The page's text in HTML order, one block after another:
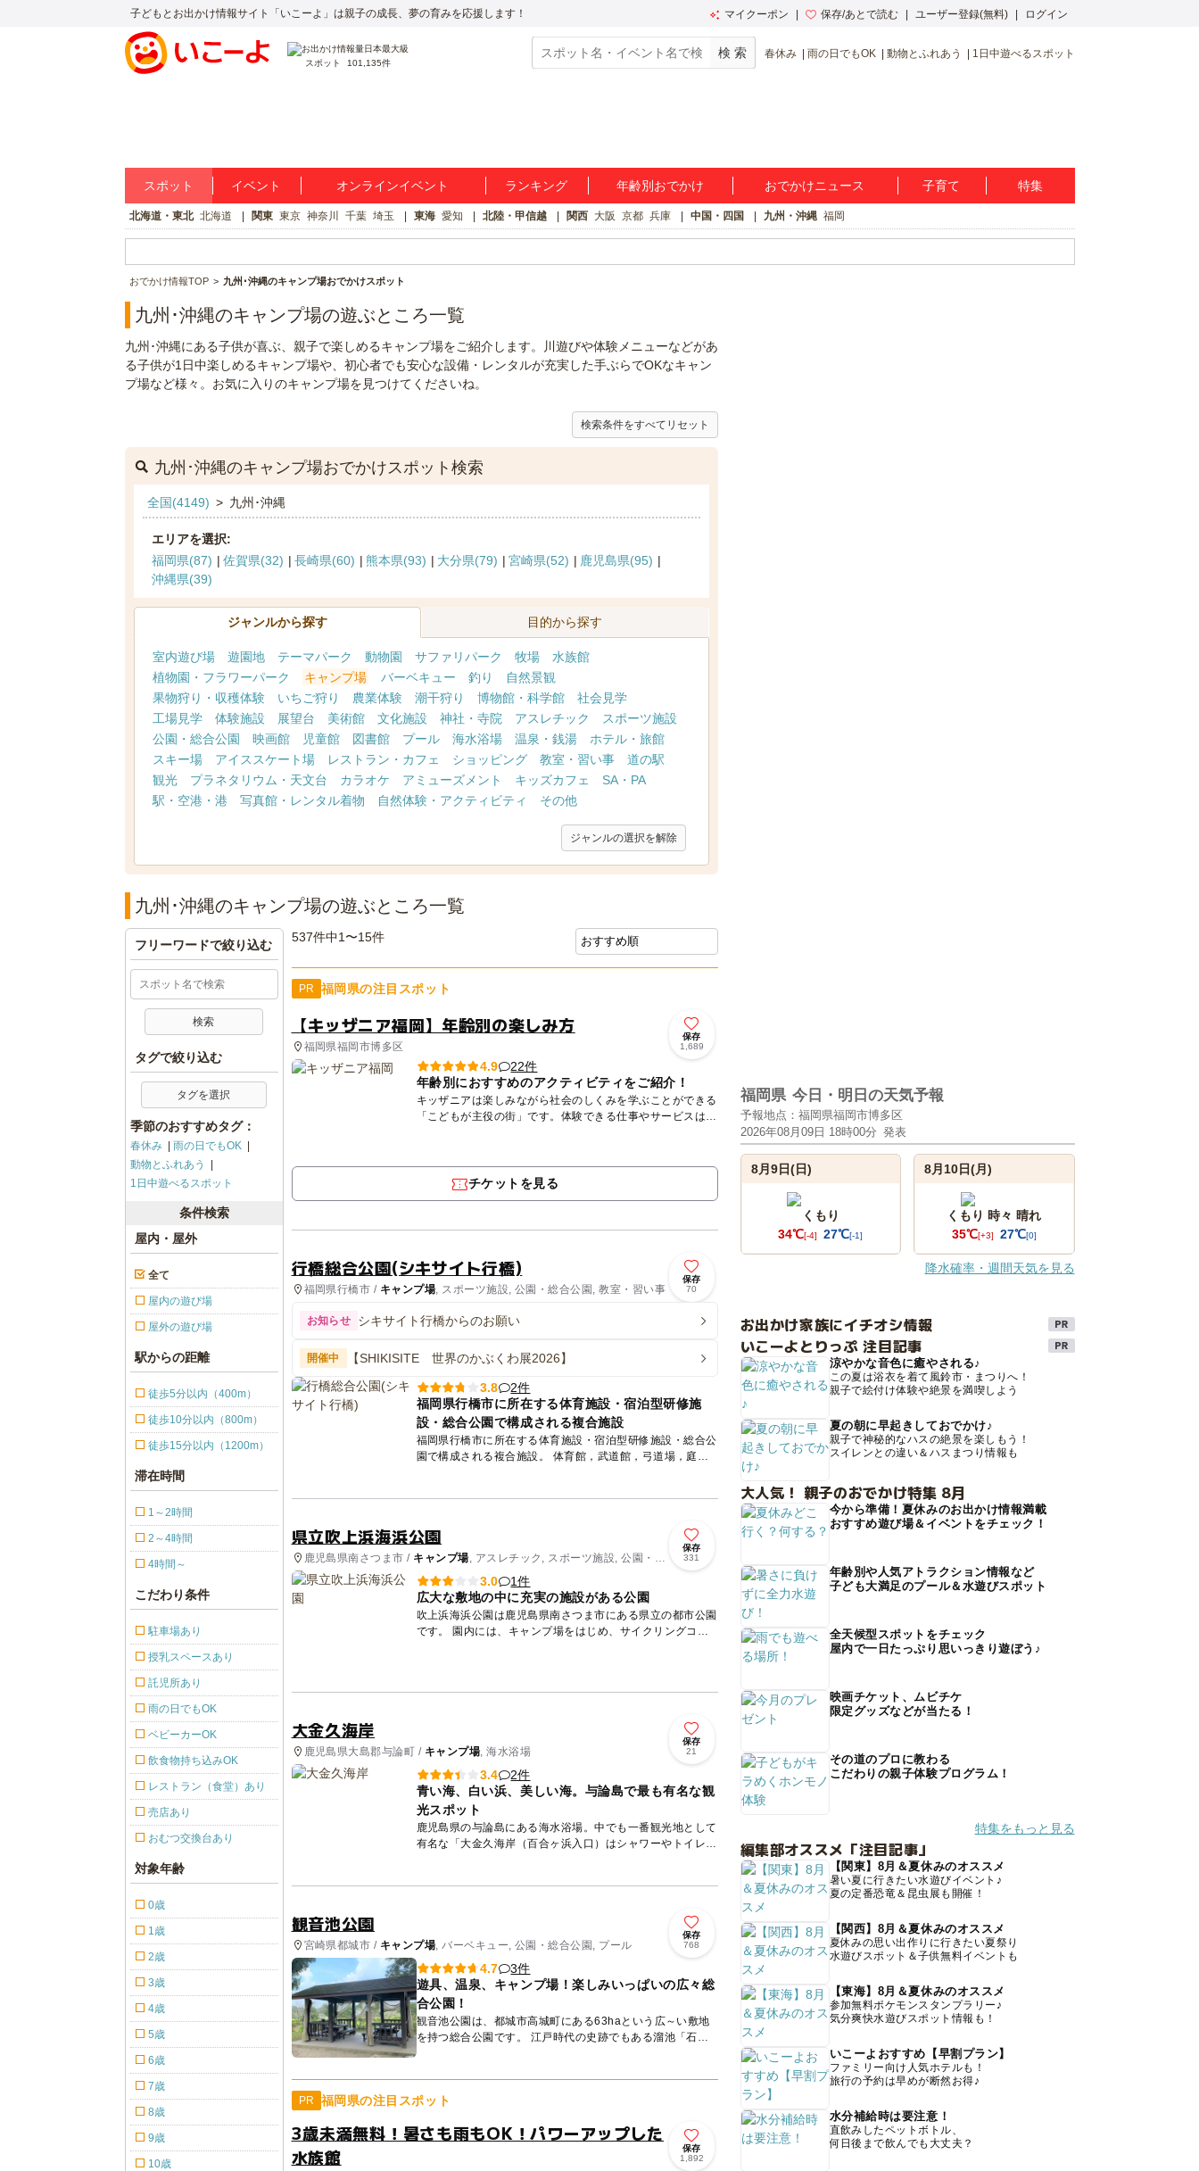
子どもとお出かけ情報サイト「いこーよ」は親子の成長、夢の育みを応援します！ マイクーポン 保存/あとで読む ユーザー登録(無料) ログイン
スポット 101,135件
春休み 雨の日でもOK 動物とふれあう 1日中遊べるスポット
スポット イベント オンラインイベント ランキング 年齢別おでかけ おでかけニュース 子育て 特集
北海道・東北 北海道 関東 東京 神奈川 千葉 埼玉 東海 愛知 北陸・甲信越 関西 大阪 京都 兵庫 中国・四国 九州・沖縄 福岡
おでかけ情報TOP 九州･沖縄のキャンプ場おでかけスポット
九州･沖縄のキャンプ場の遊ぶところ一覧
九州･沖縄にある子供が喜ぶ、親子で楽しめるキャンプ場をご紹介します。川遊びや体験メニューなどがあ
る子供が1日中楽しめるキャンプ場や、初心者でも安心な設備・レンタルが充実した手ぶらでOKなキャン
プ場など様々。お気に入りのキャンプ場を見つけてくださいね。
検索条件をすべてリセット
九州･沖縄のキャンプ場おでかけスポット検索
全国(4149) > 九州･沖縄
エリアを選択:
福岡県(87)
佐賀県(32) 長崎県(60) 熊本県(93) 大分県(79) 宮崎県(52)
鹿児島県(95)
沖縄県(39)
ジャンルから探す 目的から探す
室内遊び場 遊園地 テーマパーク 動物園 サファリパーク 牧場
水族館
植物園・フラワーパーク
キャンプ場 バーベキュー 釣り
自然景観
果物狩り・収穫体験
いちご狩り 農業体験 潮干狩り 博物館・科学館
社会見学
工場見学
体験施設 展望台 美術館 文化施設 神社・寺院 アスレチック
スポーツ施設
公園・総合公園
映画館 児童館 図書館 プール 海水浴場 温泉・銭湯
ホテル・旅館
スキー場
アイススケート場 レストラン・カフェ ショッピング 教室・習い事
道の駅
観光
プラネタリウム・天文台 カラオケ アミューズメント キッズカフェ
SA・PA
駅・空港・港
写真館・レンタル着物 自然体験・アクティビティ その他
ジャンルの選択を解除
九州･沖縄のキャンプ場の遊ぶところ一覧
537件中1〜15件
PR 福岡県の注目スポット
【キッザニア福岡】年齢別の楽しみ方
福岡県福岡市博多区
保存
1,689
4.9
22件
年齢別におすすめのアクティビティをご紹介！
キッザニアは楽しみながら社会のしくみを学ぶことができる
「こどもが主役の街」です。体験できる仕事やサービスは約
チケットを見る
行橋総合公園(シキサイト行橋)
福岡県行橋市 / キャンプ場 , スポーツ施設, 公園・総合公園, 教室・習い事
保存
70
お知らせ シキサイト行橋からのお願い
開催中 【SHIKISITE 世界のかぶくわ展2026】
3.8
2件
福岡県行橋市に所在する体育施設・宿泊型研修施
設・総合公園で構成される複合施設
福岡県行橋市に所在する体育施設・宿泊型研修施設・総合公
園で構成される複合施設。 体育館，武道館，弓道場，庭球
県立吹上浜海浜公園
鹿児島県南さつま市 / キャンプ場 , アスレチック, スポーツ施設, 公園・総
合公園, プール
保存
331
3.0
1件
広大な敷地の中に充実の施設がある公園
吹上浜海浜公園は鹿児島県南さつま市にある県立の都市公園
です。 園内には、キャンプ場をはじめ、サイクリングコー
大金久海岸
鹿児島県大島郡与論町 / キャンプ場 , 海水浴場
保存
21
3.4
2件
青い海、白い浜、美しい海。与論島で最も有名な観
光スポット
鹿児島県の与論島にある海水浴場。中でも一番観光地として
有名な「大金久海岸（百合ヶ浜入口）はシャワーやトイレも
観音池公園
宮崎県都城市 / キャンプ場 , バーベキュー, 公園・総合公園, プール
保存
768
4.7
3件
遊具、温泉、キャンプ場！楽しみいっぱいの広々総
合公園！
観音池公園は、都城市高城町にある63haという広～い敷地
を持つ総合公園です。 江戸時代の史跡でもある溜池「石山
観音池」を中心にいろいろな遊具設備が揃っており、池での
PR 福岡県の注目スポット
3歳未満無料！暑さも雨もOK！パワーアップした
水族館
保存
1,892
フリーワードで絞り込む
タグで絞り込む
タグを選択
季節のおすすめタグ：
春休み
雨の日でもOK
動物とふれあう
1日中遊べるスポット
条件検索
屋内・屋外
全て
屋内の遊び場
屋外の遊び場
駅からの距離
徒歩5分以内（400m）
徒歩10分以内（800m）
徒歩15分以内（1200m）
滞在時間
1～2時間
2～4時間
4時間～
こだわり条件
駐車場あり
授乳スペースあり
託児所あり
雨の日でもOK
ベビーカーOK
飲食物持ち込みOK
レストラン（食堂）あり
売店あり
おむつ交換台あり
対象年齢
0歳
1歳
2歳
3歳
4歳
5歳
6歳
7歳
8歳
9歳
10歳
福岡県 今日・明日の天気予報
予報地点：福岡県福岡市博多区
2026年08月09日 18時00分 発表
8月9日(日)
くもり
34℃[-4] 27℃[-1]
8月10日(月)
くもり 時々 晴れ
35℃[+3] 27℃[0]
降水確率・週間天気を見る
お出かけ家族にイチオシ情報
いこーよとりっぷ 注目記事
涼やかな音色に癒やされる♪
この夏は浴衣を着て風鈴市・まつりへ！
親子で絵付け体験や絶景を満喫しよう
夏の朝に早起きしておでかけ♪
親子で神秘的なハスの絶景を楽しもう！
スイレンとの違い＆ハスまつり情報も
大人気！ 親子のおでかけ特集 8月
今から準備！夏休みのお出かけ情報満載
おすすめ遊び場＆イベントをチェック！
年齢別や人気アトラクション情報など
子ども大満足のプール＆水遊びスポット
全天候型スポットをチェック
屋内で一日たっぷり思いっきり遊ぼう♪
映画チケット、ムビチケ
限定グッズなどが当たる！
その道のプロに教わる
こだわりの親子体験プログラム！
特集をもっと見る
編集部オススメ「注目記事」
【関東】8月＆夏休みのオススメ
暑い夏に行きたい水遊びイベント♪
夏の定番恐竜＆昆虫展も開催！
【関西】8月＆夏休みのオススメ
夏休みの思い出作りに行きたい夏祭り
水遊びスポット＆子供無料イベントも
【東海】8月＆夏休みのオススメ
参加無料ポケモンスタンプラリー♪
気分爽快水遊びスポット情報も！
いこーよおすすめ【早割プラン】
ファミリー向け人気ホテルも！
旅行の予約は早めが断然お得♪
水分補給時は要注意！
直飲みしたペットボトル、
何日後まで飲んでも大丈夫？